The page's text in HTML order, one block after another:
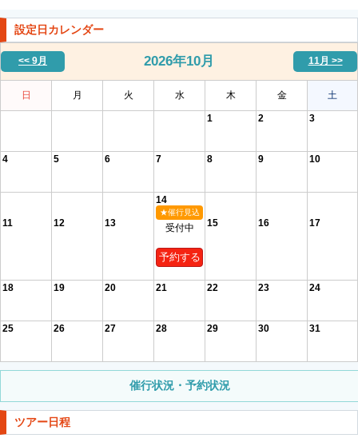
設定日カレンダー
<< 9月 2026年10月 11月 >>
日 月 火 水 木 金 土
1 2 3
4 5 6 7 8 9 10
11 12 13
14
★催行見込
受付中
予約する
15 16 17
18 19 20 21 22 23 24
25 26 27 28 29 30 31
催行状況・予約状況
ツアー日程